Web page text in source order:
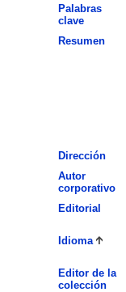
Palabras
clave
Resumen
Dirección
Autor
corporativo
Editorial
Idioma
Editor de la
colección